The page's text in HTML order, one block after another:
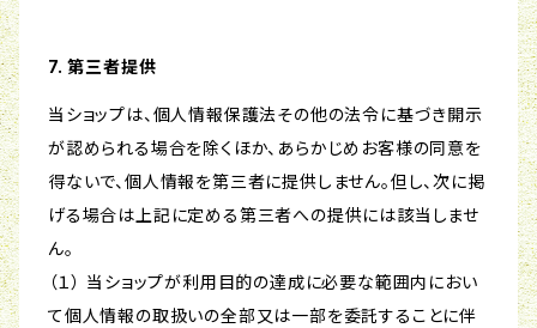
7. 第三者提供
当ショップは、個人情報保護法その他の法令に基づき開示
が認められる場合を除くほか、あらかじめお客様の同意を
得ないで、個人情報を第三者に提供しません。但し、次に掲
げる場合は上記に定める第三者への提供には該当しませ
ん。
（１） 当ショップが利用目的の達成に必要な範囲内におい
て個人情報の取扱いの全部又は一部を委託することに伴